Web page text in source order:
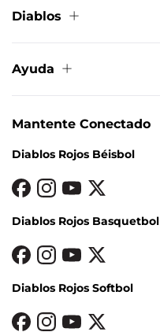
Diablos
Contacto
Aviso de privacidad
Mapa del sitio
Ayuda
Condiciones de entrega
Métodos de pago
Facturación
Mantente Conectado
Diablos Rojos Béisbol
Diablos Rojos Basquetbol
Diablos Rojos Softbol